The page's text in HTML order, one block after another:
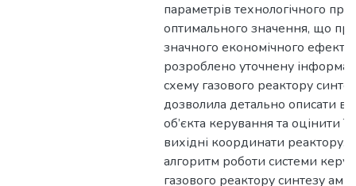
параметрів технологічного
оптимального значення, що
значного економічного
розроблено уточнену
схему газового реактору
дозволила детально описати
об’єкта керування та оцінити
вихідні координати реактору.
алгоритм роботи системи
газового реактору синтезу